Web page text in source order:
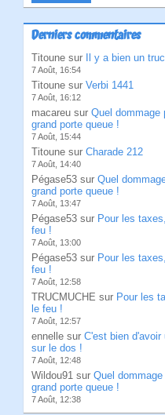
Derniers commentaires
Titoune sur Il y a bien un
7 Août, 16:54
Titoune sur Verbi 1441
7 Août, 16:12
macareu sur Quel dommage
grand porte queue !
7 Août, 15:44
Titoune sur Charade 212
7 Août, 14:40
Pégase53 sur Quel
grand porte queue !
7 Août, 13:47
Pégase53 sur Pour les
feu !
7 Août, 13:00
Pégase53 sur Pour les
feu !
7 Août, 12:58
TRUCMUCHE sur Pour les
le feu !
7 Août, 12:57
ennelle sur C'est bien d'avoir
sur le dos !
7 Août, 12:48
Wildou91 sur Quel
grand porte queue !
7 Août, 12:38